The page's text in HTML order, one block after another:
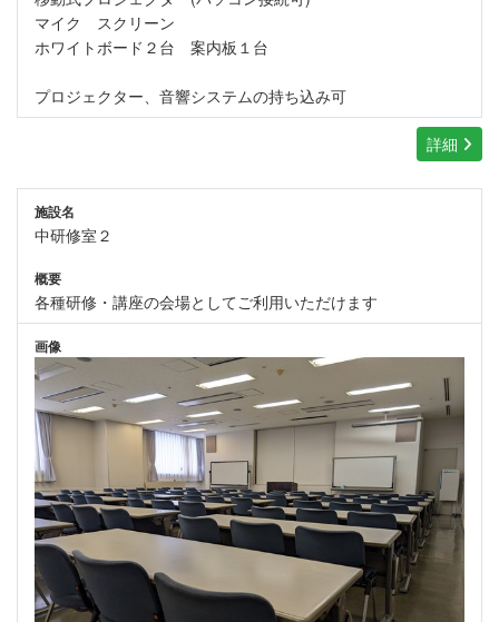
マイク スクリーン
ホワイトボード２台 案内板１台
プロジェクター、音響システムの持ち込み可
詳細
施設名
中研修室２
概要
各種研修・講座の会場としてご利用いただけます
画像